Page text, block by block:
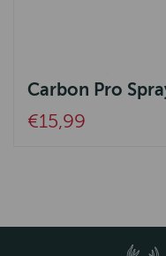
Carbon Pro
€15,99